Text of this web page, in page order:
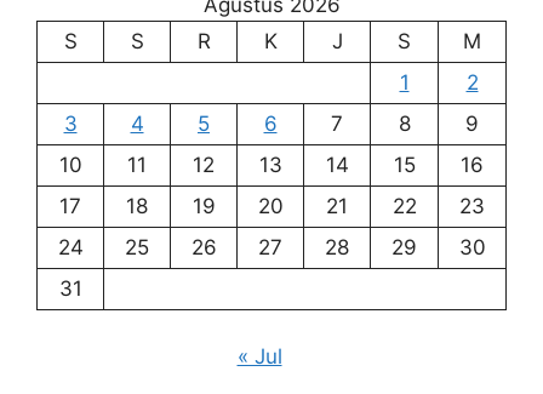
Agustus 2026
S
S R K J S
M
1
2
3
4 5 6 7 8
9
10
11 12 13 14 15
16
17
18 19 20 21 22
23
24
25 26 27 28 29
30
31
« Jul